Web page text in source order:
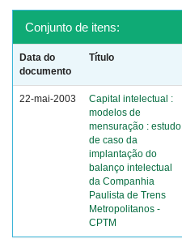
Conjunto de itens:
Data do
documento
Título
22-mai-2003
Capital intelectual :
modelos de
mensuração : estudo
de caso da
implantação do
balanço intelectual
da Companhia
Paulista de Trens
Metropolitanos -
CPTM